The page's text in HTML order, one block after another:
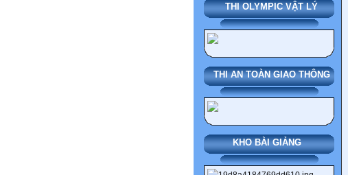
THI OLYMPIC VẬT LÝ
THI AN TOÀN GIAO THÔNG
KHO BÀI GIẢNG